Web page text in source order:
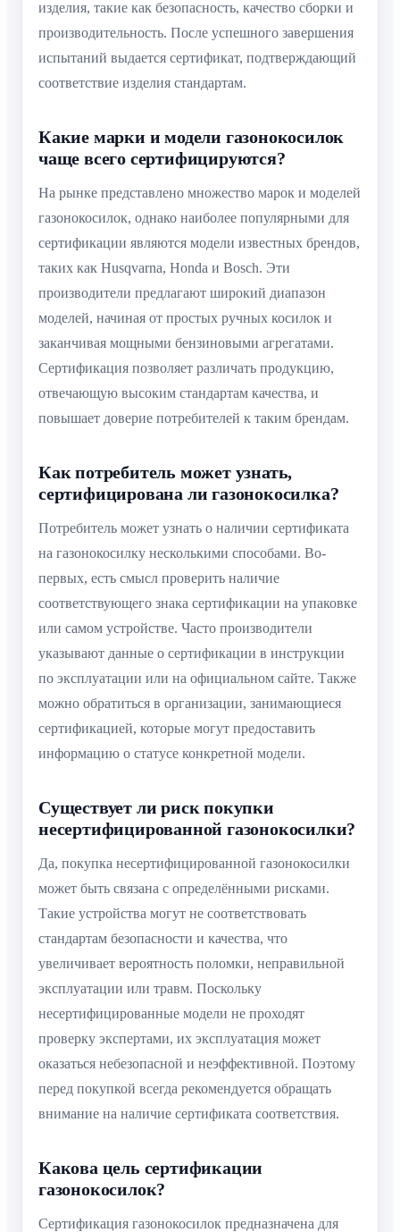
изделия, такие как безопасность, качество сборки и
производительность. После успешного завершения
испытаний выдается сертификат, подтверждающий
соответствие изделия стандартам.
Какие марки и модели газонокосилок
чаще всего сертифицируются?
На рынке представлено множество марок и моделей
газонокосилок, однако наиболее популярными для
сертификации являются модели известных брендов,
таких как Husqvarna, Honda и Bosch. Эти
производители предлагают широкий диапазон
моделей, начиная от простых ручных косилок и
заканчивая мощными бензиновыми агрегатами.
Сертификация позволяет различать продукцию,
отвечающую высоким стандартам качества, и
повышает доверие потребителей к таким брендам.
Как потребитель может узнать,
сертифицирована ли газонокосилка?
Потребитель может узнать о наличии сертификата
на газонокосилку несколькими способами. Во-
первых, есть смысл проверить наличие
соответствующего знака сертификации на упаковке
или самом устройстве. Часто производители
указывают данные о сертификации в инструкции
по эксплуатации или на официальном сайте. Также
можно обратиться в организации, занимающиеся
сертификацией, которые могут предоставить
информацию о статусе конкретной модели.
Существует ли риск покупки
несертифицированной газонокосилки?
Да, покупка несертифицированной газонокосилки
может быть связана с определёнными рисками.
Такие устройства могут не соответствовать
стандартам безопасности и качества, что
увеличивает вероятность поломки, неправильной
эксплуатации или травм. Поскольку
несертифицированные модели не проходят
проверку экспертами, их эксплуатация может
оказаться небезопасной и неэффективной. Поэтому
перед покупкой всегда рекомендуется обращать
внимание на наличие сертификата соответствия.
Какова цель сертификации
газонокосилок?
Сертификация газонокосилок предназначена для